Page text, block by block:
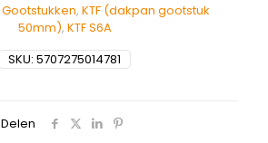
SKU: 5707275014781
Gootstukken, KTF (dakpan gootstuk
50mm), KTF S6A
Delen